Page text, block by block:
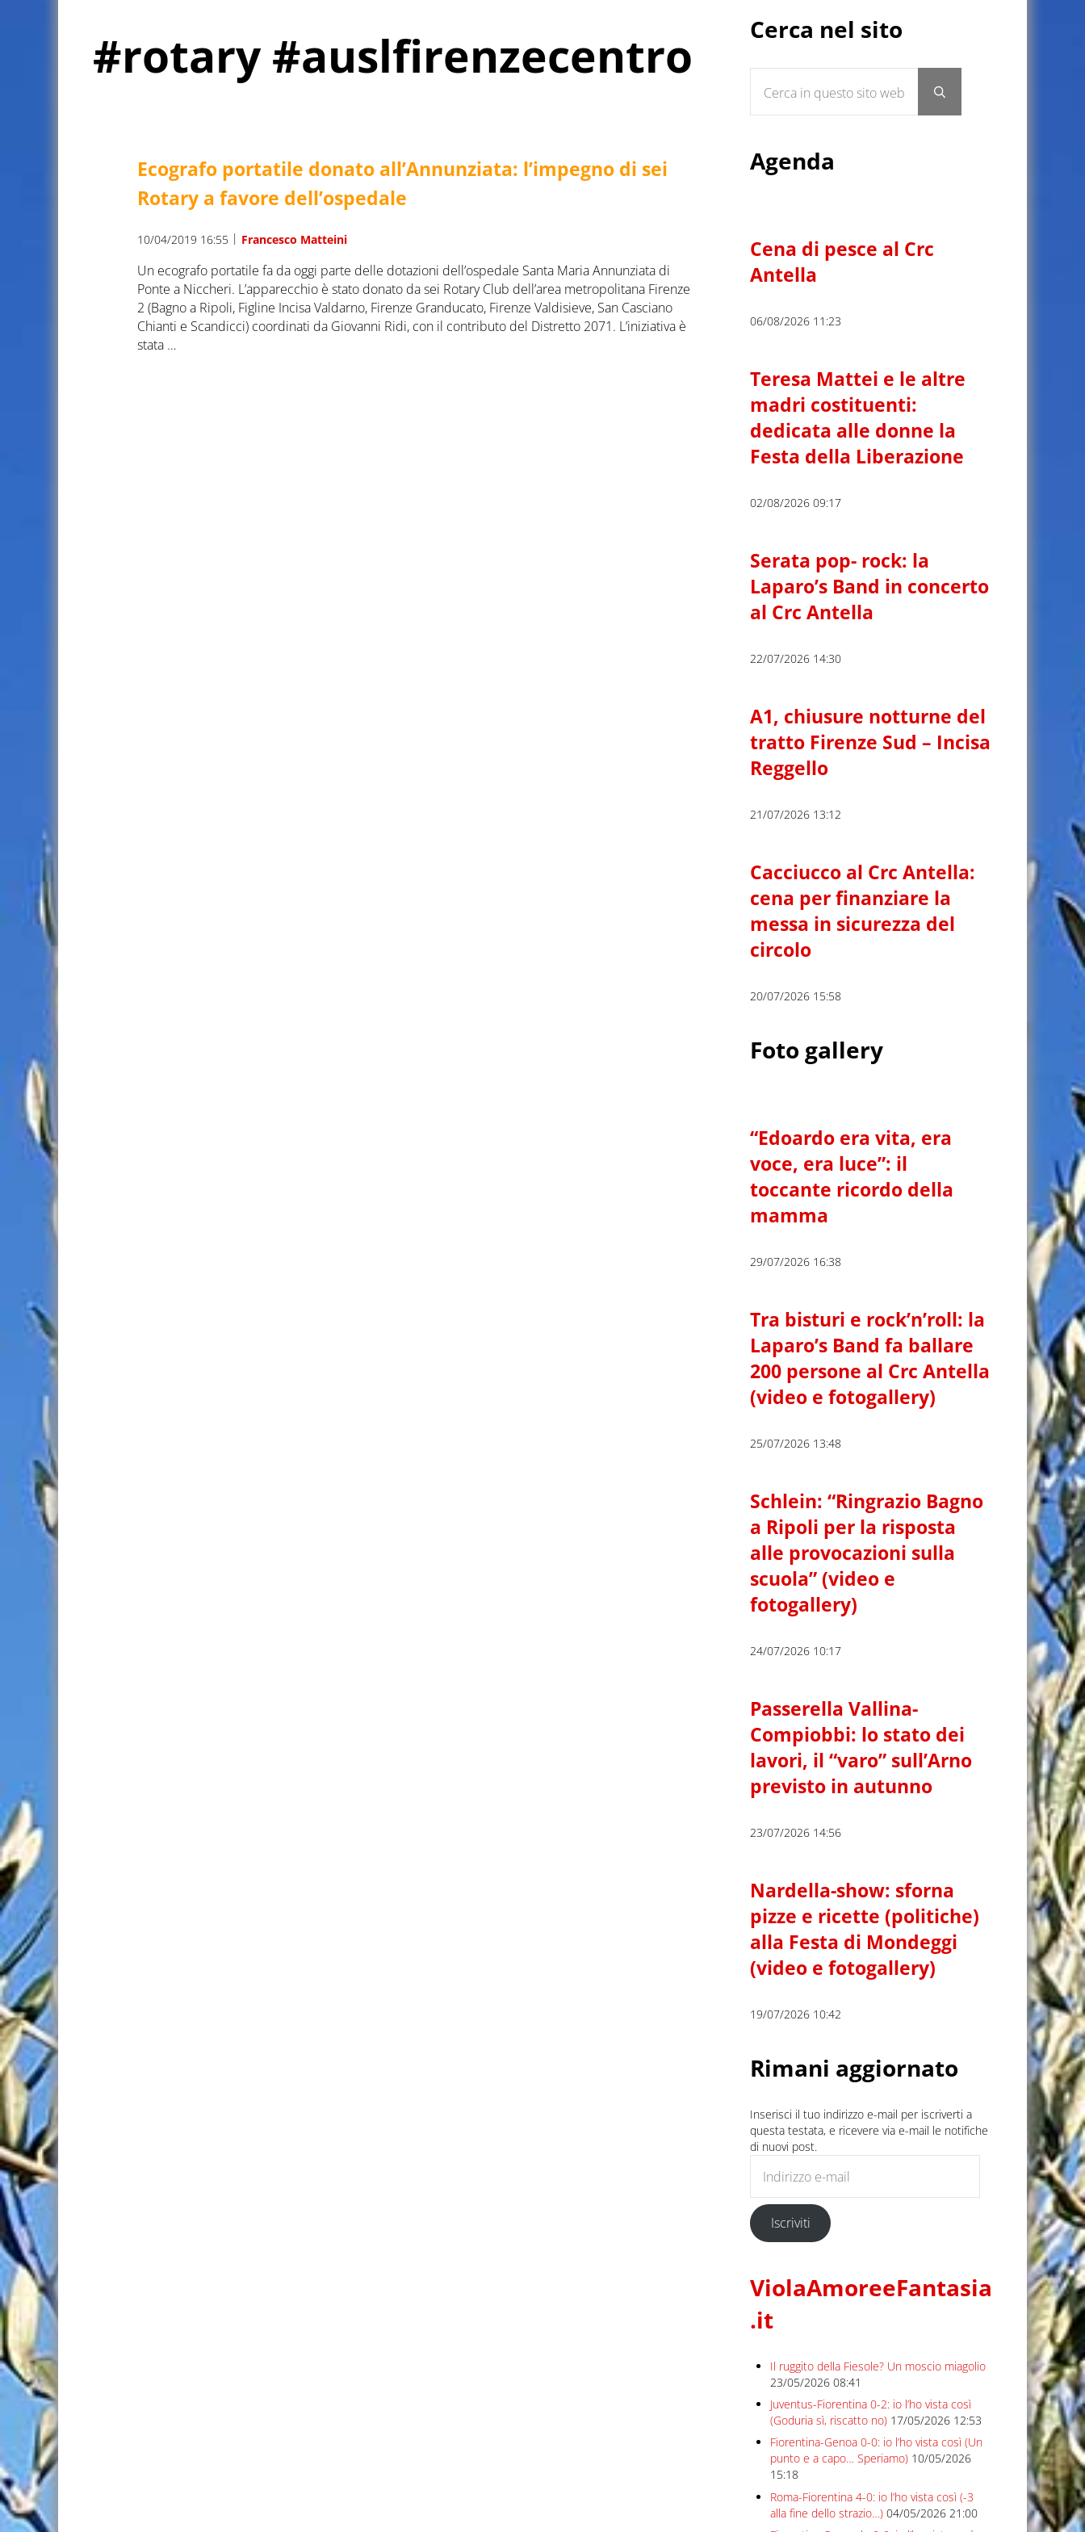
#rotary #auslfirenzecentro
Ecografo portatile donato all’Annunziata: l’impegno di sei
Rotary a favore dell’ospedale
10/04/2019 16:55 | Francesco Matteini
Un ecografo portatile fa da oggi parte delle dotazioni dell’ospedale Santa Maria Annunziata di
Ponte a Niccheri. L’apparecchio è stato donato da sei Rotary Club dell’area metropolitana Firenze
2 (Bagno a Ripoli, Figline Incisa Valdarno, Firenze Granducato, Firenze Valdisieve, San Casciano
Chianti e Scandicci) coordinati da Giovanni Ridi, con il contributo del Distretto 2071. L’iniziativa è
stata …
Cerca nel sito
Submit search
Agenda
Cena di pesce al Crc
Antella
06/08/2026 11:23
Teresa Mattei e le altre
madri costituenti:
dedicata alle donne la
Festa della Liberazione
02/08/2026 09:17
Serata pop- rock: la
Laparo’s Band in concerto
al Crc Antella
22/07/2026 14:30
A1, chiusure notturne del
tratto Firenze Sud – Incisa
Reggello
21/07/2026 13:12
Cacciucco al Crc Antella:
cena per finanziare la
messa in sicurezza del
circolo
20/07/2026 15:58
Foto gallery
“Edoardo era vita, era
voce, era luce”: il
toccante ricordo della
mamma
29/07/2026 16:38
Tra bisturi e rock’n’roll: la
Laparo’s Band fa ballare
200 persone al Crc Antella
(video e fotogallery)
25/07/2026 13:48
Schlein: “Ringrazio Bagno
a Ripoli per la risposta
alle provocazioni sulla
scuola” (video e
fotogallery)
24/07/2026 10:17
Passerella Vallina-
Compiobbi: lo stato dei
lavori, il “varo” sull’Arno
previsto in autunno
23/07/2026 14:56
Nardella-show: sforna
pizze e ricette (politiche)
alla Festa di Mondeggi
(video e fotogallery)
19/07/2026 10:42
Rimani aggiornato
Inserisci il tuo indirizzo e-mail per iscriverti a
questa testata, e ricevere via e-mail le notifiche
di nuovi post.
Iscriviti
ViolaAmoreeFantasia
.it
Il ruggito della Fiesole? Un moscio miagolio
23/05/2026 08:41
Juventus-Fiorentina 0-2: io l’ho vista così
(Goduria sì, riscatto no) 17/05/2026 12:53
Fiorentina-Genoa 0-0: io l’ho vista così (Un
punto e a capo… Speriamo) 10/05/2026
15:18
Roma-Fiorentina 4-0: io l’ho vista così (-3
alla fine dello strazio…) 04/05/2026 21:00